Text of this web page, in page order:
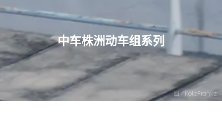
图 / KoloFrankz
中车株洲动车组系列